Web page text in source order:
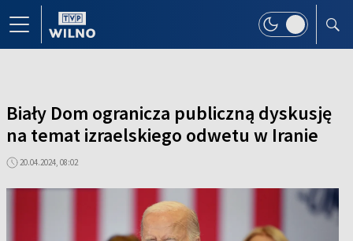
Biały Dom ogranicza publiczną dyskusję
na temat izraelskiego odwetu w Iranie
20.04.2024, 08:02